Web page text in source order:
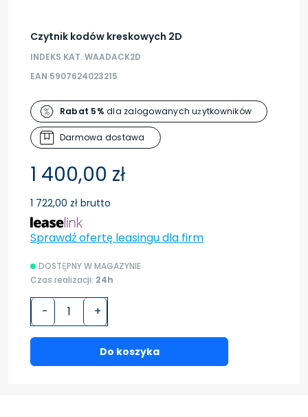
Czytnik kodów kreskowych 2D
INDEKS KAT. WAADACK2D
EAN 5907624023215
Rabat 5% dla zalogowanych użytkowników
Darmowa dostawa
1 400,00 zł
1 722,00 zł brutto
Sprawdź ofertę leasingu dla firm
DOSTĘPNY W MAGAZYNIE
Czas realizacji: 24h
- +
Do koszyka